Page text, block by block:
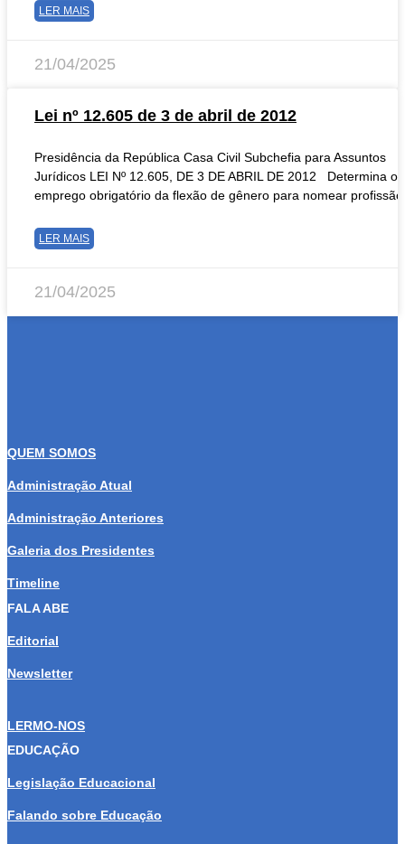
LER MAIS
21/04/2025
Lei nº 12.605 de 3 de abril de 2012
Presidência da República Casa Civil Subchefia para Assuntos
Jurídicos LEI Nº 12.605, DE 3 DE ABRIL DE 2012 Determina o
emprego obrigatório da flexão de gênero para nomear
LER MAIS
21/04/2025
QUEM SOMOS
Administração Atual
Administração Anteriores
Galeria dos Presidentes
Timeline
FALA ABE
Editorial
Newsletter
LERMO-NOS
EDUCAÇÃO
Legislação Educacional
Falando sobre Educação